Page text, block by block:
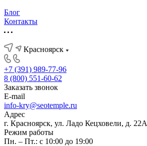
Блог
Контакты
Красноярск
+7 (391) 989-77-96
8 (800) 551-60-62
Заказать звонок
E-mail
info-kry@seotemple.ru
Адрес
г. Красноярск, ул. Ладо Кецховели, д. 22А
Режим работы
Пн. – Пт.: с 10:00 до 19:00